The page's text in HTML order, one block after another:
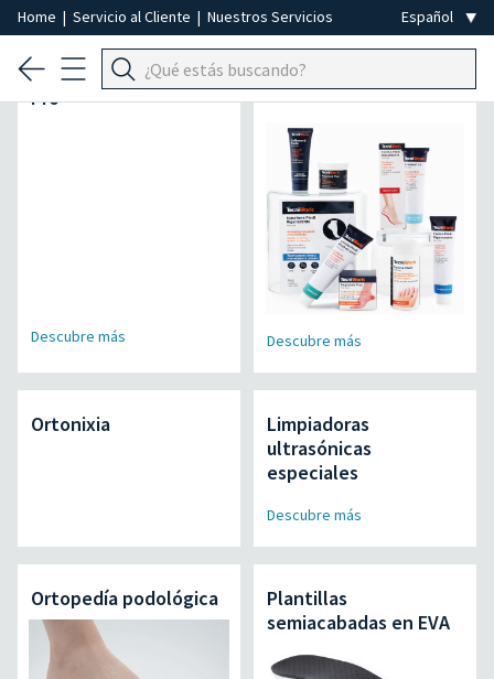
Home | Servicio al Cliente | Nuestros Servicios
Micromotor Air Power
Pro
Descubre más
Soluciones Lineamed
+
Descubre más
Ortonixia
Limpiadoras
ultrasónicas
especiales
Descubre más
Ortopedía podológica
Plantillas
semiacabadas en EVA